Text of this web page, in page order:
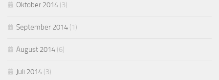
Oktober 2014 (3)
September 2014 (1)
August 2014 (6)
Juli 2014 (3)